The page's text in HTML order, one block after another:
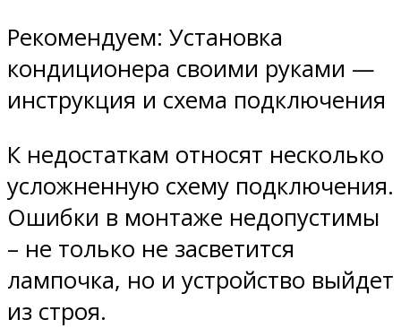
Рекомендуем: Установка
кондиционера своими руками —
инструкция и схема подключения
К недостаткам относят несколько
усложненную схему подключения.
Ошибки в монтаже недопустимы
– не только не засветится
лампочка, но и устройство выйдет
из строя.